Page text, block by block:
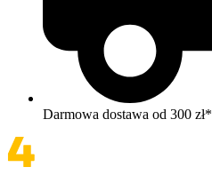
Darmowa dostawa od 300 zł*